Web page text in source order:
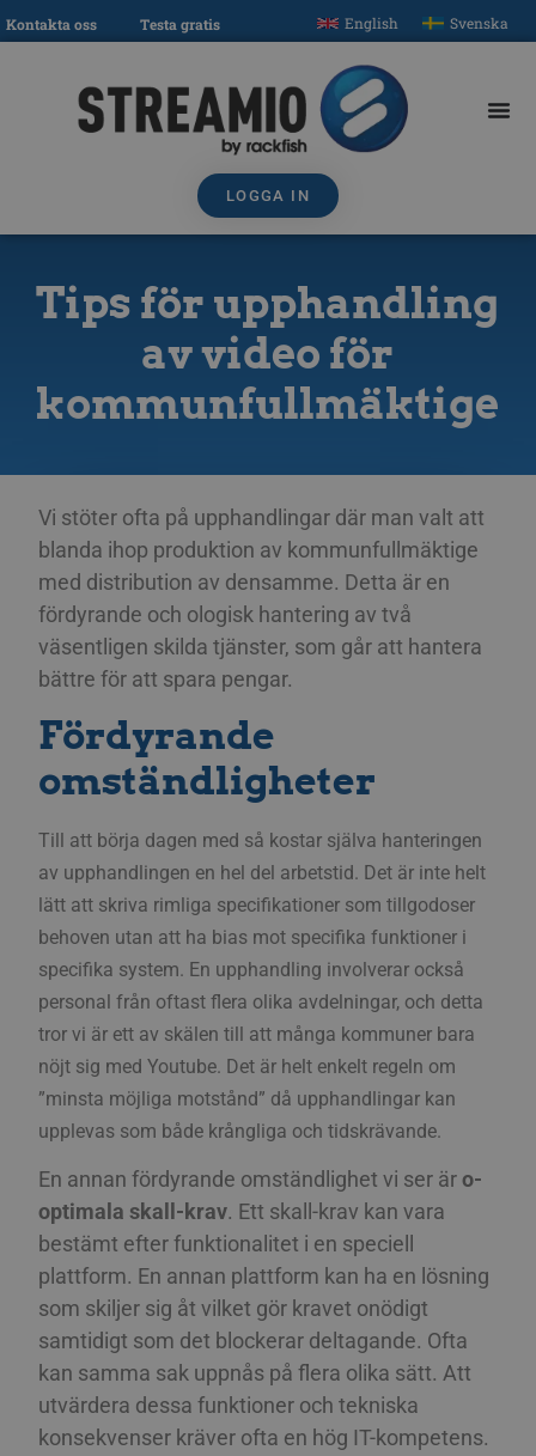
Kontakta oss Testa gratis English Svenska
LOGGA IN
Tips för upphandling
av video för
kommunfullmäktige
Vi stöter ofta på upphandlingar där man valt att
blanda ihop produktion av kommunfullmäktige
med distribution av densamme. Detta är en
fördyrande och ologisk hantering av två
väsentligen skilda tjänster, som går att hantera
bättre för att spara pengar.
Fördyrande
omständligheter
Till att börja dagen med så kostar själva hanteringen
av upphandlingen en hel del arbetstid. Det är inte helt
lätt att skriva rimliga specifikationer som tillgodoser
behoven utan att ha bias mot specifika funktioner i
specifika system. En upphandling involverar också
personal från oftast flera olika avdelningar, och detta
tror vi är ett av skälen till att många kommuner bara
nöjt sig med Youtube. Det är helt enkelt regeln om
”minsta möjliga motstånd” då upphandlingar kan
upplevas som både krångliga och tidskrävande.
En annan fördyrande omständlighet vi ser äro-
optimala skall-krav. Ett skall-krav kan vara
bestämt efter funktionalitet i en speciell
plattform. En annan plattform kan ha en lösning
som skiljer sig åt vilket gör kravet onödigt
samtidigt som det blockerar deltagande. Ofta
kan samma sak uppnås på flera olika sätt. Att
utvärdera dessa funktioner och tekniska
konsekvenser kräver ofta en hög IT-kompetens.